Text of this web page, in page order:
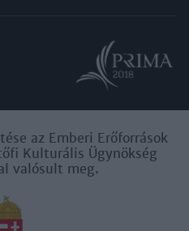
az Emberi Erőforrások
Kulturális Ügynökség
valósult meg.